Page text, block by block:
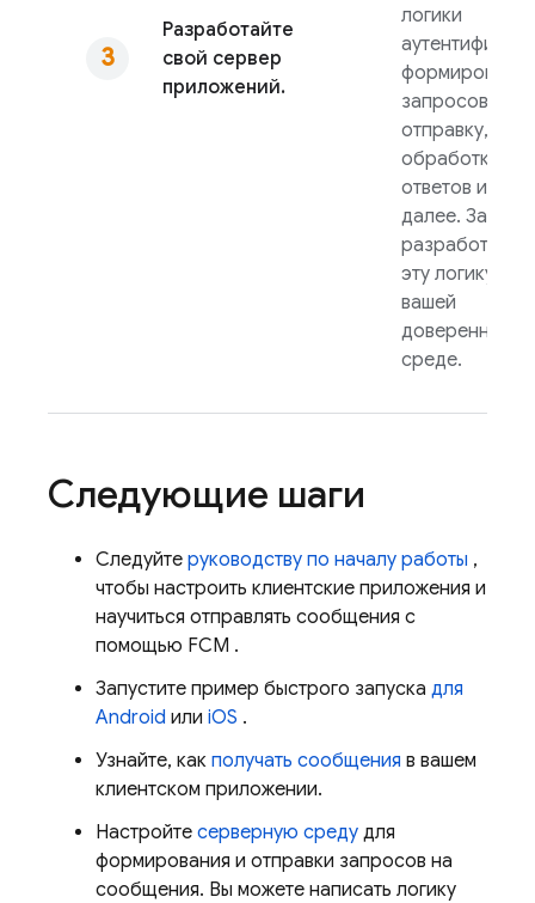
Разработайте
свой сервер
приложений.
логики
формирования
запросов на
отправку,
обработки
ответов и так
далее. Затем
разработайте
эту логику в
вашей
доверенной
среде.
Следующие шаги
Следуйте руководству по началу работы ,
чтобы настроить клиентские приложения и
научиться отправлять сообщения с
помощью FCM .
Запустите пример быстрого запуска для
Android или iOS .
Узнайте, как получать сообщения в вашем
клиентском приложении.
Настройте серверную среду для
формирования и отправки запросов на
сообщения. Вы можете написать логику